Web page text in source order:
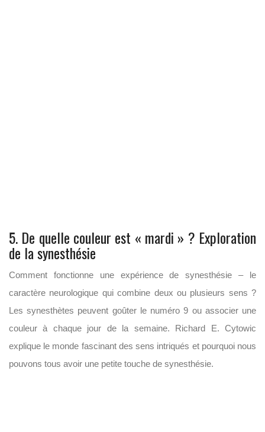
5. De quelle couleur est « mardi » ? Exploration
de la synesthésie
Comment fonctionne une expérience de synesthésie – le
caractère neurologique qui combine deux ou plusieurs sens ?
Les synesthètes peuvent goûter le numéro 9 ou associer une
couleur à chaque jour de la semaine. Richard E. Cytowic
explique le monde fascinant des sens intriqués et pourquoi nous
pouvons tous avoir une petite touche de synesthésie.